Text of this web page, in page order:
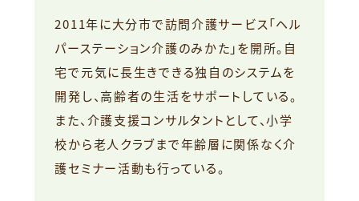
2011年に大分市で訪問介護サービス「ヘル
パーステーション介護のみかた」を開所。自
宅で元気に長生きできる独自のシステムを
開発し、高齢者の生活をサポートしている。
また、介護支援コンサルタントとして、小学
校から老人クラブまで年齢層に関係なく介
護セミナー活動も行っている。